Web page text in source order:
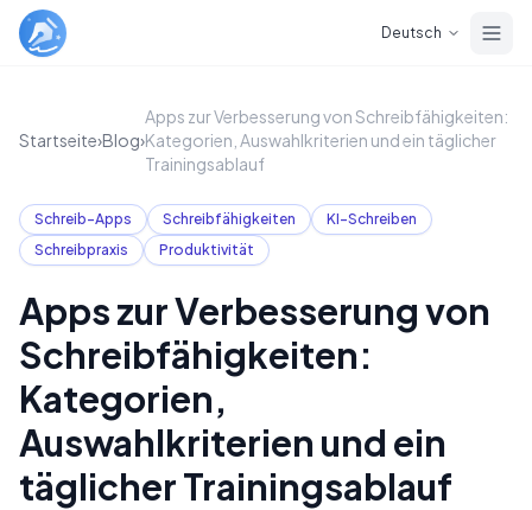
Deutsch
Startseite›Blog›
Apps zur Verbesserung von Schreibfähigkeiten:
Kategorien, Auswahlkriterien und ein täglicher
Trainingsablauf
Schreib-Apps Schreibfähigkeiten
KI-Schreiben
Schreibpraxis
Produktivität
Apps zur Verbesserung von
Schreibfähigkeiten:
Kategorien,
Auswahlkriterien und ein
täglicher Trainingsablauf